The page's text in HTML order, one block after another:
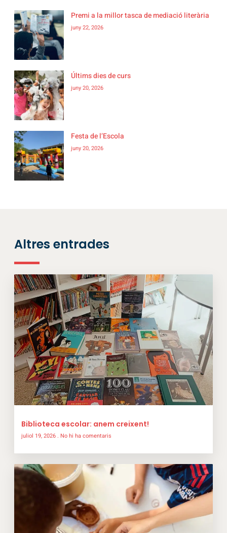
Premi a la millor tasca de mediació literària
juny 22, 2026
Últims dies de curs
juny 20, 2026
Festa de l’Escola
juny 20, 2026
Altres entrades
Biblioteca escolar: anem creixent!
juliol 19, 2026 No hi ha comentaris